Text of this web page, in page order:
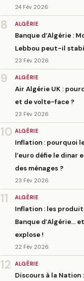
24 Fév 2026
8 ALGÉRIE
Banque d’Algérie :
Lebbou peut-il
23 Fév 2026
9 ALGÉRIE
Air Algérie UK :
et de volte-face ?
23 Fév 2026
10 ALGÉRIE
Inflation : pourquoi
l’euro défie le dinar
des ménages ?
23 Fév 2026
11 ALGÉRIE
Inflation : les
Banque d’Algérie…
explose !
22 Fév 2026
12 ALGÉRIE
Discours à la Nation